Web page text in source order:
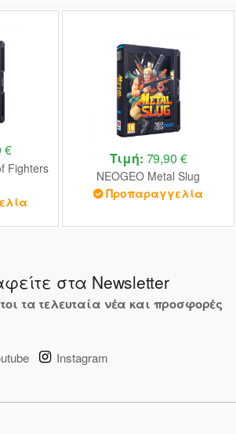
€
Fighters
Τιμή: 79,90 €
NEOGEO Metal Slug
Προπαραγγελία
στα Newsletter
τα τελευταία νέα και προσφορές
Instagram